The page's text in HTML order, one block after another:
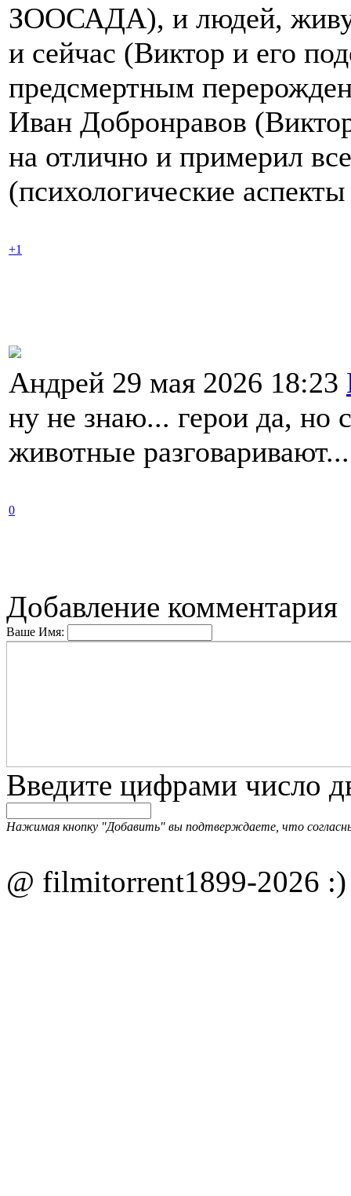
ЗООСАДА), и людей,
и сейчас (Виктор и его
предсмертным
Иван Добронравов
на отлично и примерил
(психологические
+1
Андрей 29 мая 2026 18:23
ну не знаю... герои да, но
животные
0
Добавление комментария
Ваше Имя:
Введите цифрами число
Нажимая кнопку "Добавить" вы подтверждаете, что
@ filmitorrent1899-2026 :)